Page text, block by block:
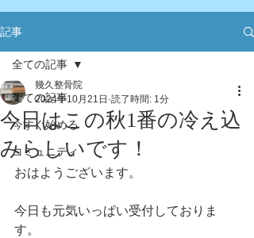
記事
全ての記事
今すぐ始める
コミュニティ
全ての記事
今日はこの秋1番の冷え込
みらしいです！
幾久整骨院
2024年10月21日 読了時間: 1分
おはようございます。
今日も元気いっぱい受付しておりま
す。